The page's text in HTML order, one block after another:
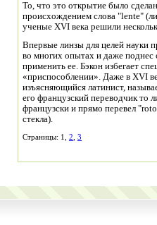
То, что это открытие было
происхождением слова "lente"
ученые XVI века решили
Впервые линзы для целей науки
во многих опытах и даже поднес
применить ее. Бэкон избегает
«приспособлении». Даже в XVI
изъясняющийся латинист,
его французский переводчик то
французски и прямо перевел
стекла).
Страницы: 1, 2 3